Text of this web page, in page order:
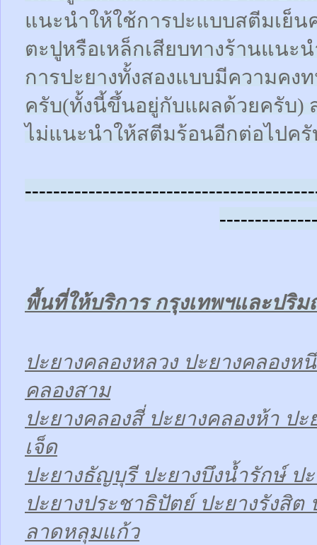
แนะนำให้ใช้การปะแบบสตีมเย็
ตะปูหรือเหล็กเสียบทางร้านแนะ
การปะยางทั้งสองแบบมีความคง
ครับ(ทั้งนี้ขึ้นอยู่กับแผลด้วยครับ)
ไม่แนะนำให้สตีมร้อนอีกต่อไปครั
พื้นที่ให้บริการ กรุงเทพฯและปริ
ปะยางคลองหลวง ปะยางคลองห
คลองสาม
ปะยางคลองสี่ ปะยางคลองห้า ป
เจ็ด
ปะยางธัญบุรี ปะยางบึงน้ำรักษ์ ป
ปะยางประชาธิปัตย์ ปะยางรังสิต
ลาดหลุมแก้ว